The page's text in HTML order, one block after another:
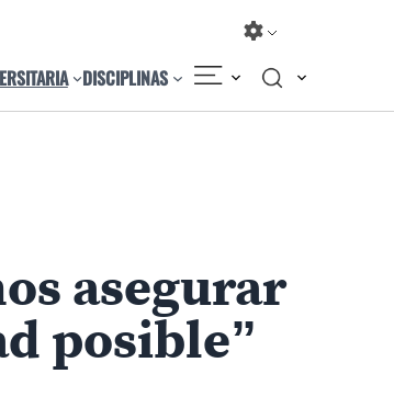
DISCIPLINAS
asegurar
posible”